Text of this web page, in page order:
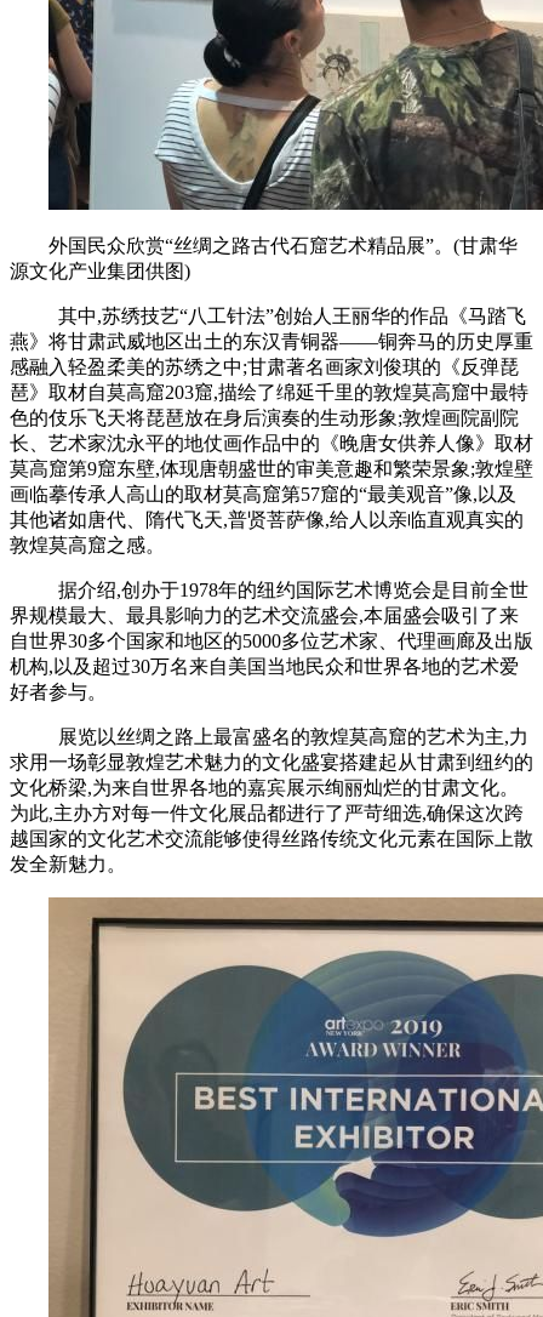
外国民众欣赏“丝绸之路古代石窟艺术精品展”。(甘肃华
源文化产业集团供图)
其中,苏绣技艺“八工针法”创始人王丽华的作品《马踏飞
燕》将甘肃武威地区出土的东汉青铜器——铜奔马的历史厚重
感融入轻盈柔美的苏绣之中;甘肃著名画家刘俊琪的《反弹琵
琶》取材自莫高窟203窟,描绘了绵延千里的敦煌莫高窟中最特
色的伎乐飞天将琵琶放在身后演奏的生动形象;敦煌画院副院
长、艺术家沈永平的地仗画作品中的《晚唐女供养人像》取材
莫高窟第9窟东壁,体现唐朝盛世的审美意趣和繁荣景象;敦煌壁
画临摹传承人高山的取材莫高窟第57窟的“最美观音”像,以及
其他诸如唐代、隋代飞天,普贤菩萨像,给人以亲临直观真实的
敦煌莫高窟之感。
据介绍,创办于1978年的纽约国际艺术博览会是目前全世
界规模最大、最具影响力的艺术交流盛会,本届盛会吸引了来
自世界30多个国家和地区的5000多位艺术家、代理画廊及出版
机构,以及超过30万名来自美国当地民众和世界各地的艺术爱
好者参与。
展览以丝绸之路上最富盛名的敦煌莫高窟的艺术为主,力
求用一场彰显敦煌艺术魅力的文化盛宴搭建起从甘肃到纽约的
文化桥梁,为来自世界各地的嘉宾展示绚丽灿烂的甘肃文化。
为此,主办方对每一件文化展品都进行了严苛细选,确保这次跨
越国家的文化艺术交流能够使得丝路传统文化元素在国际上散
发全新魅力。